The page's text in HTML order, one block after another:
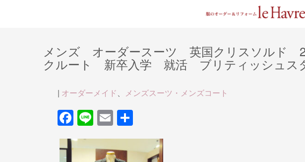
メンズ オーダースーツ 英国クリスソルド
クルート 新卒入学 就活 ブリティッシュス
| オーダーメイド、 メンズスーツ・メンズコート
F
a
c
Li
n
e
E
m
ail
有